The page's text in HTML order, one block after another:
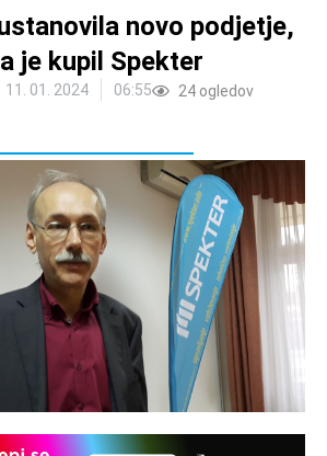
novo podjetje,
je kupil Spekter
11. 01. 2024 06:55 24 ogledov